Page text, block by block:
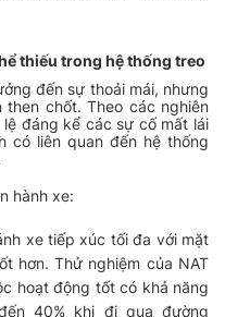
thiếu trong hệ thống treo
đến sự thoải mái, nhưng
chốt. Theo các nghiên
đáng kể các sự cố mất lái
có liên quan đến hệ thống
hành xe:
xe tiếp xúc tối đa với mặt
hơn. Thử nghiệm của NAT
hoạt động tốt có khả năng
40% khi đi qua đường